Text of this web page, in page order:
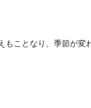
ことなり、季節が変